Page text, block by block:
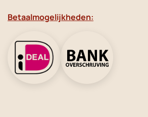
Betaalmogelijkheden: